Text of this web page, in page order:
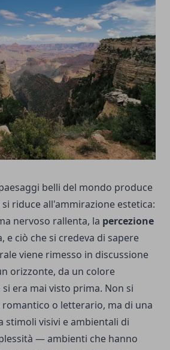
belli del mondo produce
riduce all'ammirazione estetica:
nervoso rallenta, la percezione
e ciò che si credeva di sapere
viene rimesso in discussione
orizzonte, da un colore
era mai visto prima. Non si
o letterario, ma di una
stimoli visivi e ambientali di
— ambienti che hanno